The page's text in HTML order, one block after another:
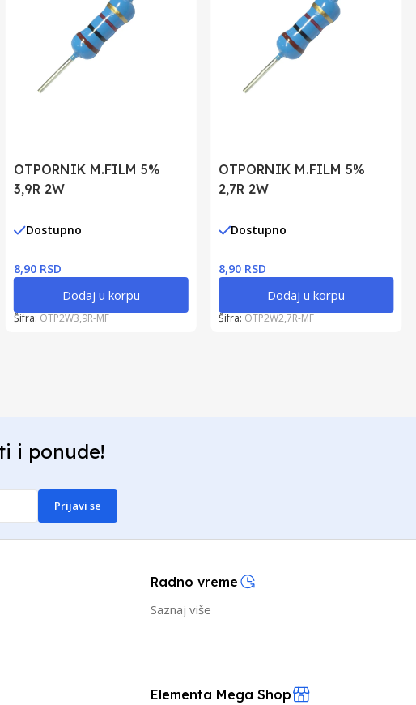
OTPORNIK M.FILM 5%
3,9R 2W
Dostupno
8,90 RSD
Dodaj u korpu
Šifra: OTP2W3,9R-MF
OTPORNIK M.FILM 5%
2,7R 2W
Dostupno
8,90 RSD
Dodaj u korpu
Šifra: OTP2W2,7R-MF
i ponude!
Prijavi se
Radno vreme
Saznaj više
Elementa Mega Shop